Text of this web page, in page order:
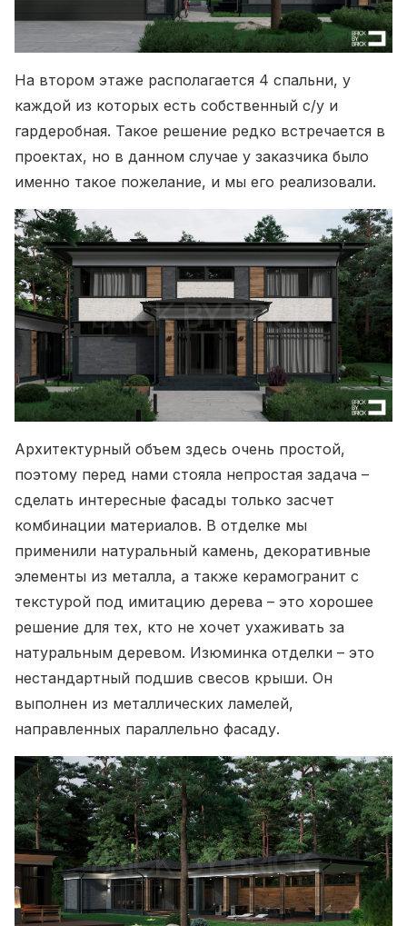
На втором этаже располагается 4 спальни, у
каждой из которых есть собственный с/у и
гардеробная. Такое решение редко встречается в
проектах, но в данном случае у заказчика было
именно такое пожелание, и мы его реализовали.
Архитектурный объем здесь очень простой,
поэтому перед нами стояла непростая задача –
сделать интересные фасады только засчет
комбинации материалов. В отделке мы
применили натуральный камень, декоративные
элементы из металла, а также керамогранит с
текстурой под имитацию дерева – это хорошее
решение для тех, кто не хочет ухаживать за
натуральным деревом. Изюминка отделки – это
нестандартный подшив свесов крыши. Он
выполнен из металлических ламелей,
направленных параллельно фасаду.